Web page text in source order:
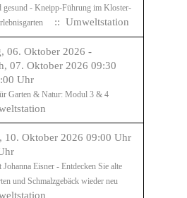
gesund - Kneipp-Führung im Kloster-
:: Umweltstation
06. Oktober 2026 -
07. Oktober 2026 09:30
Uhr
Garten & Natur: Modul 3 & 4
10. Oktober 2026 09:00 Uhr
Eisner - Entdecken Sie alte
und Schmalzgebäck wieder neu